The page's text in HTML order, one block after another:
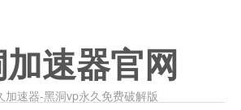
速器官网
加速器-黑洞vp永久免费破解版